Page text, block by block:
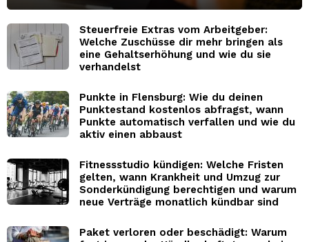
Steuerfreie Extras vom Arbeitgeber:
Welche Zuschüsse dir mehr bringen als
eine Gehaltserhöhung und wie du sie
verhandelst
Punkte in Flensburg: Wie du deinen
Punktestand kostenlos abfragst, wann
Punkte automatisch verfallen und wie du
aktiv einen abbaust
Fitnessstudio kündigen: Welche Fristen
gelten, wann Krankheit und Umzug zur
Sonderkündigung berechtigen und warum
neue Verträge monatlich kündbar sind
Paket verloren oder beschädigt: Warum